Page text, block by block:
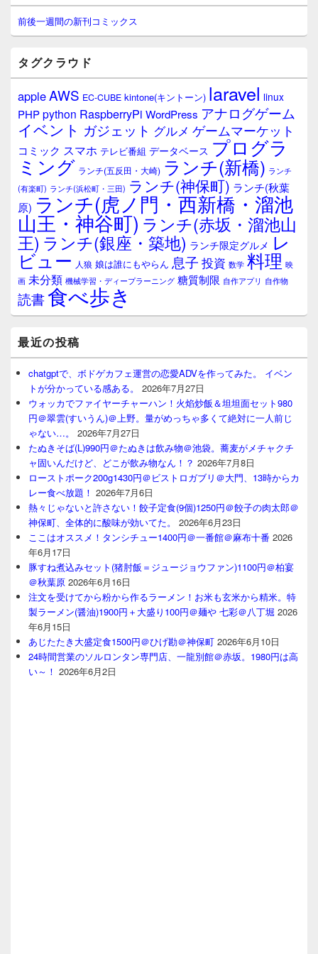
ン
サ
イ
ウ
ィ
ジ
ェ
ア
前後一週間の新刊コミックス
タグクラウド
appleAWS EC-CUBE kintone(キントーン) laravel linux
PHPpython RaspberryPi WordPress アナログゲーム
イベント ガジェット グルメ ゲームマーケット
コミック スマホ テレビ番組 データベース プログラ
ミング ランチ(五反田・大崎) ランチ(新橋) ランチ
(有楽町) ランチ(浜松町・三田) ランチ(神保町) ランチ(秋葉
原) ランチ(虎ノ門・西新橋・溜池
山王・神谷町) ランチ(赤坂・溜池山
王) ランチ(銀座・築地) ランチ限定グルメ レ
ビュー 人狼 娘は誰にもやらん 息子 投資 数学 料理 映
画 未分類 機械学習・ディープラーニング 糖質制限 自作アプリ 自作物
読書食べ歩き
最近の投稿
chatgptで、ボドゲカフェ運営の恋愛ADVを作ってみた。 イベン
トが分かっている感ある。
2026年7月27日
ウォッカでファイヤーチャーハン！火焰炒飯＆坦坦面セット980
円＠翠雲(すいうん)＠上野。量がめっちゃ多くて絶対に一人前じ
ゃない…。
2026年7月27日
たぬきそば(L)990円＠たぬきは飲み物＠池袋。蕎麦がメチャクチ
ャ固いんだけど、どこが飲み物なん！？ 2026年7月8日
ローストポーク200g1430円＠ビストロガブリ＠大門、13時からカ
レー食べ放題！ 2026年7月6日
熱々じゃないと許さない！餃子定食(9個)1250円＠餃子の肉太郎＠
神保町、全体的に酸味が効いてた。
2026年6月23日
ここはオススメ！タンシチュー1400円＠一番館＠麻布十番 2026
年6月17日
豚すね煮込みセット(猪肘飯＝ジュージョウファン)1100円＠柏宴
＠秋葉原 2026年6月16日
注文を受けてから粉から作るラーメン！お米も玄米から精米。特
製ラーメン(醤油)1900円＋大盛り100円＠麺や 七彩＠八丁堀 2026
年6月15日
あじたたき大盛定食1500円＠ひげ勘＠神保町 2026年6月10日
24時間営業のソルロンタン専門店、一龍別館＠赤坂。1980円は高
い～！ 2026年6月2日